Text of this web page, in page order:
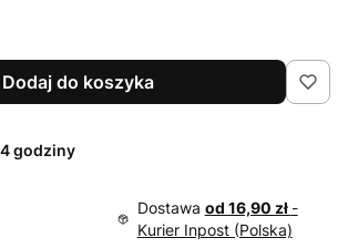
Dodaj do koszyka
godziny
Dostawa od 16,90 zł -
Kurier Inpost (Polska)